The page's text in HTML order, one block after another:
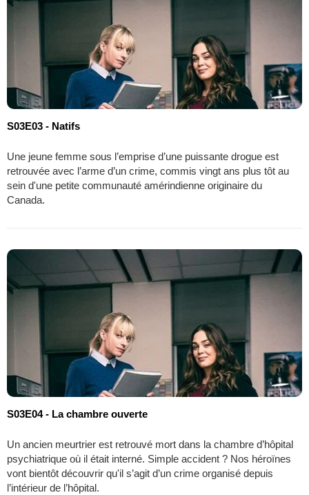
S03E03 - Natifs
Une jeune femme sous l’emprise d’une puissante drogue est
retrouvée avec l’arme d’un crime, commis vingt ans plus tôt au
sein d'une petite communauté amérindienne originaire du
Canada.
S03E04 - La chambre ouverte
Un ancien meurtrier est retrouvé mort dans la chambre d’hôpital
psychiatrique où il était interné. Simple accident ? Nos héroïnes
vont bientôt découvrir qu'il s’agit d’un crime organisé depuis
l’intérieur de l’hôpital.